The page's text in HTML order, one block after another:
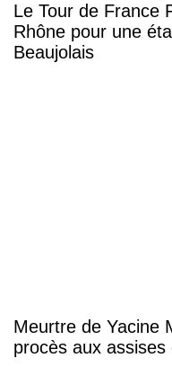
Le Tour de France
Rhône pour une
Beaujolais
Meurtre de Yacine
procès aux